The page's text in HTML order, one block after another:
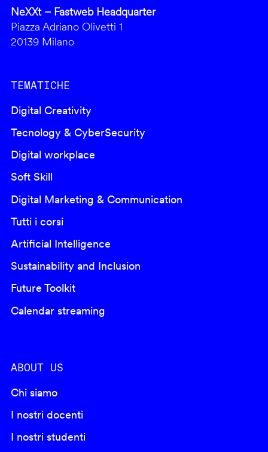
NeXXt – Fastweb Headquarter
Piazza Adriano Olivetti 1
20139 Milano
TEMATICHE
Digital Creativity
Tecnology & CyberSecurity
Digital workplace
Soft Skill
Digital Marketing & Communication
Tutti i corsi
Artificial Intelligence
Sustainability and Inclusion
Future Toolkit
Calendar streaming
ABOUT US
Chi siamo
I nostri docenti
I nostri studenti